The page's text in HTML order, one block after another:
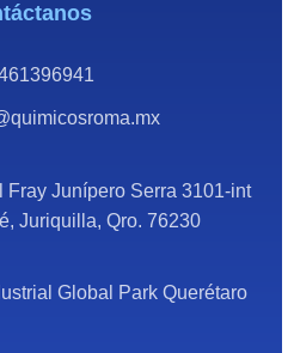
Fray Junípero Serra 3101-int
Juriquilla, Qro. 76230
Global Park Querétaro